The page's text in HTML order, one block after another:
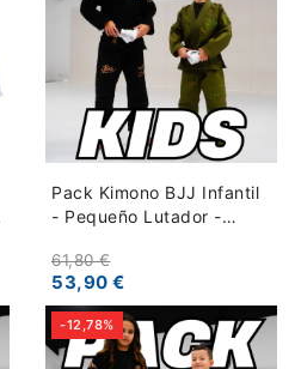
Pack Kimono BJJ Infantil
- Pequeño Lutador -
61,80 €
53,90 €
-12,78%